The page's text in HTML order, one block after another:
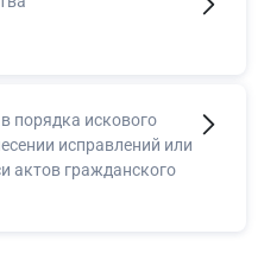
порядка искового
исправлений или
актов гражданского